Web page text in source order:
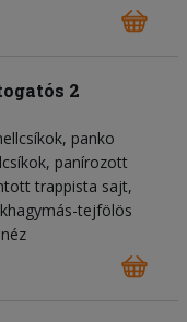
2
panko
panírozott
trappista sajt,
tejfölös